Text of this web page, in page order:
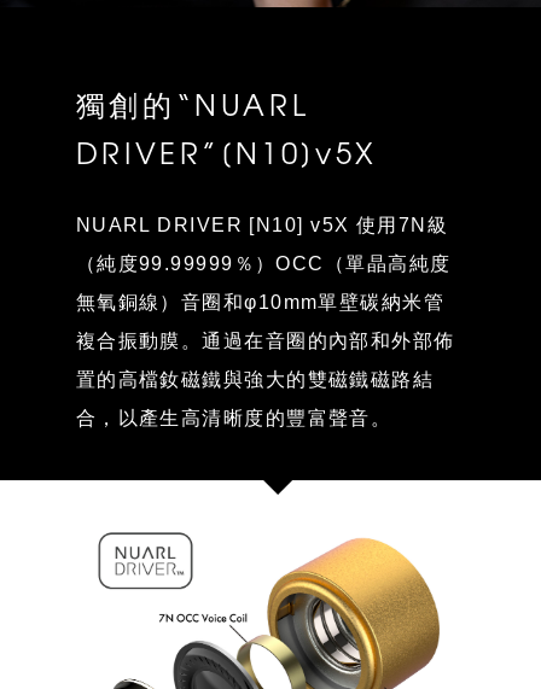
獨創的“NUARL
DRIVER”[N10]v5X
NUARL DRIVER [N10] v5X 使用7N級
（純度99.99999％）OCC（單晶高純度
無氧銅線）音圈和φ10mm單壁碳納米管
複合振動膜。通過在音圈的內部和外部佈
置的高檔釹磁鐵與強大的雙磁鐵磁路結
合，以產生高清晰度的豐富聲音。